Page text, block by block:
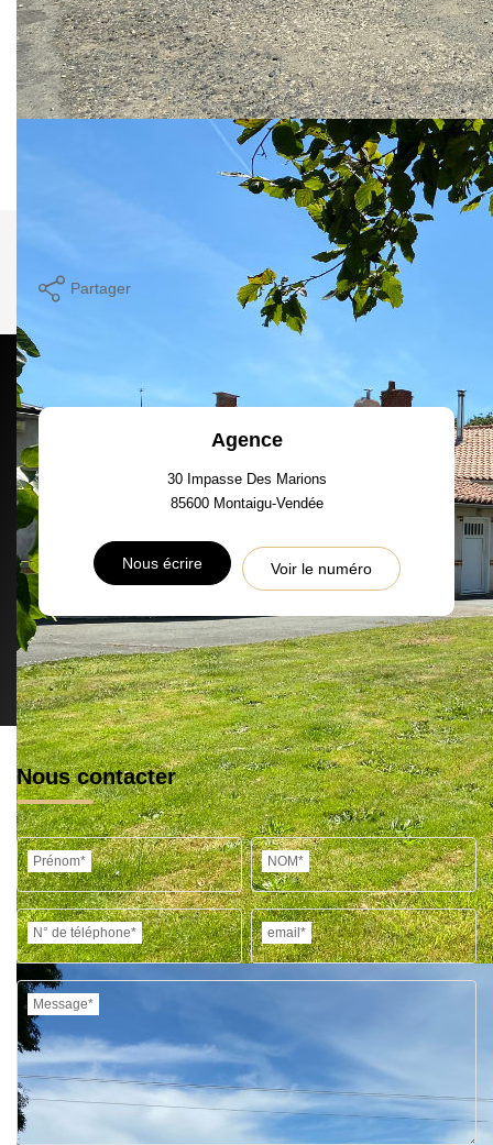
bon état de fonctionnement, un débarra avec un groupe
pour le puits, cave de 20 m2, un hangar de 32 m2 et un
garage de 20 m2 avec portail électrique .
Terrasse - terrain clos de 1154 m2- puits - Fosse septique
Nous contacter
Imprimer
Partager
Agence
30 Impasse Des Marions
85600 Montaigu-Vendée
Nous écrire Voir le numéro
Nous contacter
Prénom* NOM*
N° de téléphone* email*
Message*